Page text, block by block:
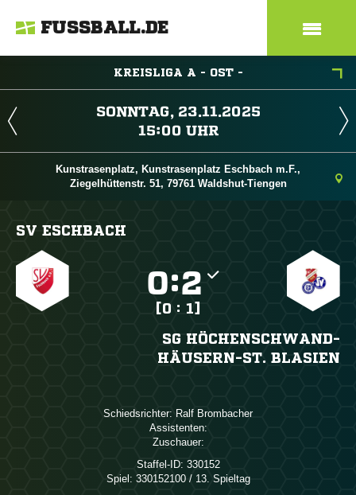
FUSSBALL.DE
KREISLIGA A - OST -
 
 
Kunstrasenplatz, Kunstrasenplatz Eschbach m.F.,
Ziegelhüttenstr. 51, 79761 Waldshut-Tiengen
SV ESCHBACH
:
[0 : 1]
SG HÖCHENSCHWAND-
HÄUSERN-ST. BLASIEN
Schiedsrichter:  
Assistenten:
Zuschauer:
Staffel-ID: 330152
Spiel: 330152100 / 13. Spieltag